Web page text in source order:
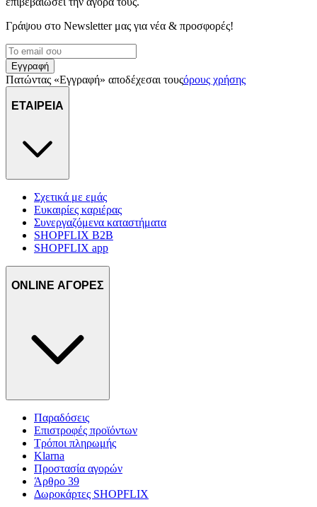
Γράψου στο Νewsletter μας για νέα & προσφορές!
Εγγραφή
Πατώντας «Εγγραφή» αποδέχεσαι τουςόρους χρήσης
ΕΤΑΙΡΕΙΑ
Σχετικά με εμάς
Ευκαιρίες καριέρας
Συνεργαζόμενα καταστήματα
SHOPFLIX B2B
SHOPFLIX app
ONLINE ΑΓΟΡΕΣ
Παραδόσεις
Επιστροφές προϊόντων
Τρόποι πληρωμής
Klarna
Προστασία αγορών
Άρθρο 39
Δωροκάρτες SHOPFLIX